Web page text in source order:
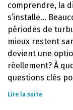
comprendre, la
s’installe…
périodes de
mieux restent
devient une
réellement? À
questions clés
Lire la suite